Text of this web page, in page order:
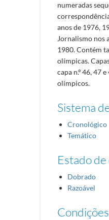
numeradas
anos de 1976,
Jornalismo nos
1980. Contém
olímpicas.
capa n.º 46, 47
olímpicos.
Sistema
Cronológico
Temático
Estado
Dobrado
Razoável